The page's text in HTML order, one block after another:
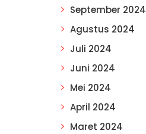
September 2024
Agustus 2024
Juli 2024
Juni 2024
Mei 2024
April 2024
Maret 2024